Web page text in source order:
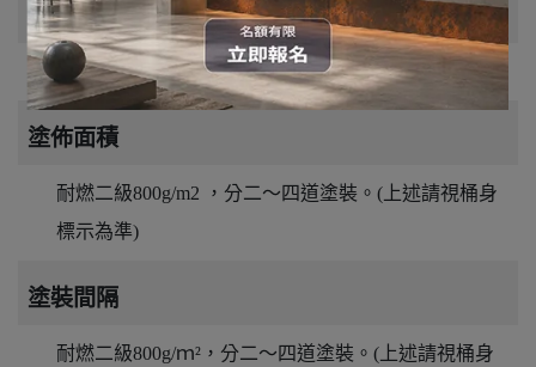
固體成分
73％ ± 5％。
塗佈面積
耐燃二級800g/m2 ，分二～四道塗裝。(上述請視桶身
標示為準)
塗裝間隔
耐燃二級800g/ｍ²，分二～四道塗裝。(上述請視桶身